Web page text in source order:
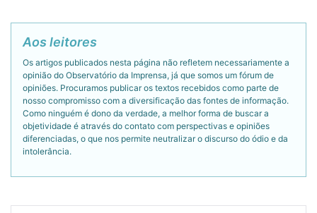
Aos leitores
Os artigos publicados nesta página não refletem necessariamente a
opinião do Observatório da Imprensa, já que somos um fórum de
opiniões. Procuramos publicar os textos recebidos como parte de
nosso compromisso com a diversificação das fontes de informação.
Como ninguém é dono da verdade, a melhor forma de buscar a
objetividade é através do contato com perspectivas e opiniões
diferenciadas, o que nos permite neutralizar o discurso do ódio e da
intolerância.